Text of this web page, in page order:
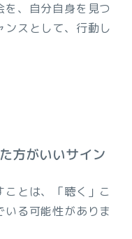
、自分自身を見つ
スとして、行動し
方がいいサイン
とは、「聴く」こ
いる可能性がありま